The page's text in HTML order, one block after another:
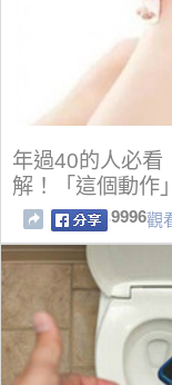
年過40的人必
解！「這個動作
9996觀